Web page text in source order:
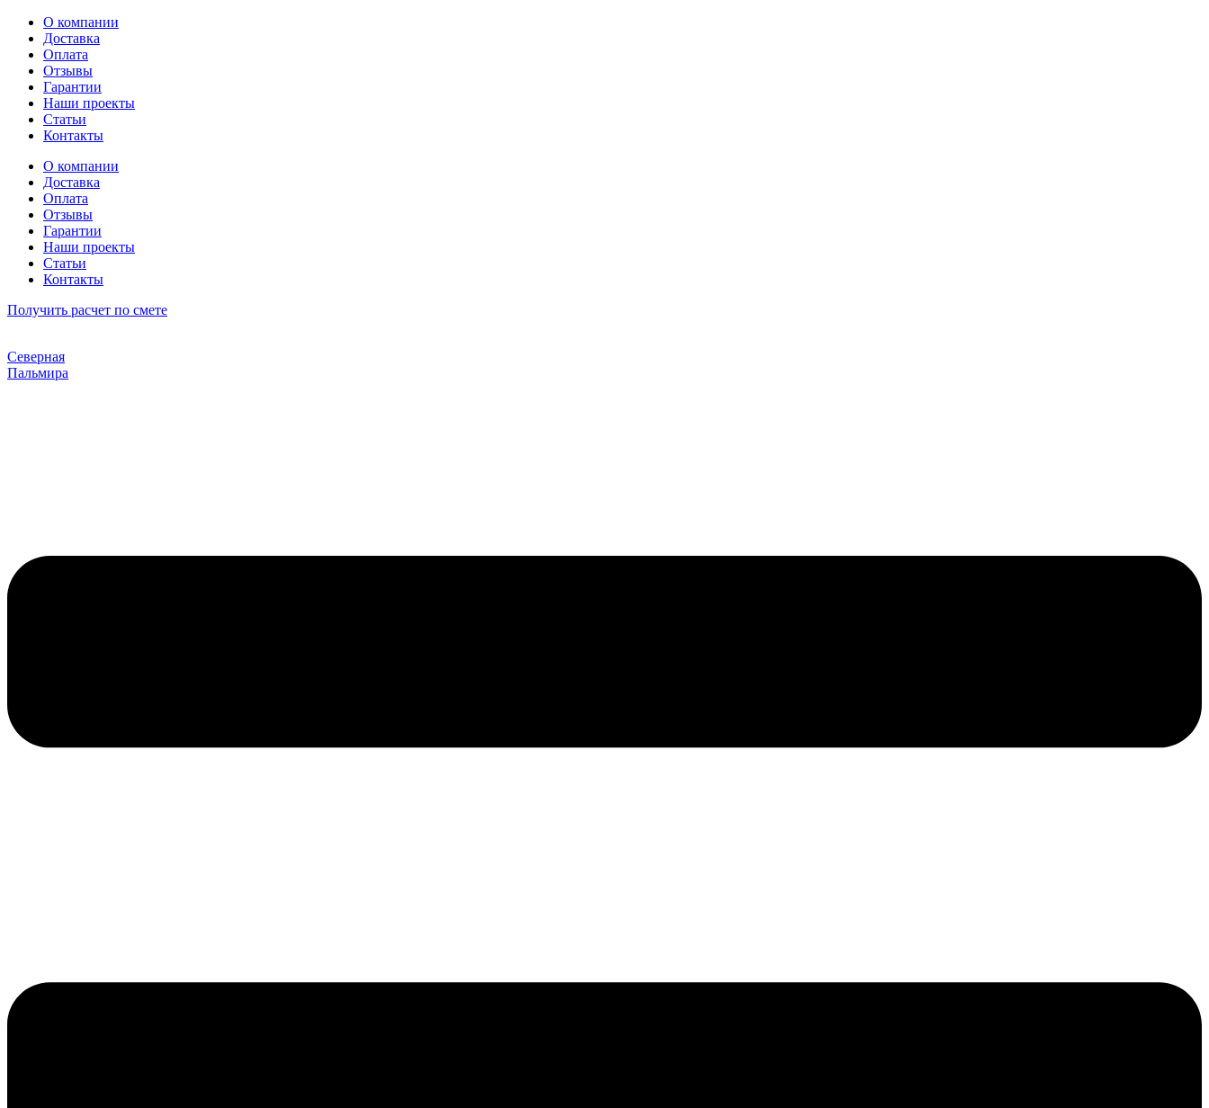
Перейти
содержимому
О компании
Доставка
Оплата
Отзывы
Гарантии
Наши проекты
Статьи
Контакты
О компании
Доставка
Оплата
Отзывы
Гарантии
Наши проекты
Статьи
Контакты
Получить расчет по смете
Северная
Пальмира